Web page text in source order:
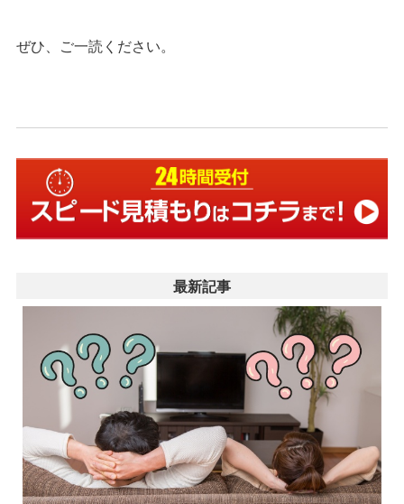
ぜひ、ご一読ください。
最新記事